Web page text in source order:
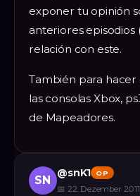
exponer tu opinión
anteriores episodios
relación con este.
También para hacer
las consolas Xbox,
de Mapeadores.
SN
@snK1 OP
📅 22. Dezember 2011